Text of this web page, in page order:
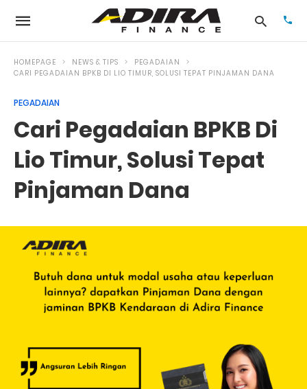
HOMEPAGE NEWS & TIPS
PEGADAIAN
CARI PEGADAIAN BPKB DI LIO TIMUR, SOLUSI TEPAT PINJAMAN DANA
PEGADAIAN
Cari Pegadaian BPKB Di
Lio Timur, Solusi Tepat
Pinjaman Dana